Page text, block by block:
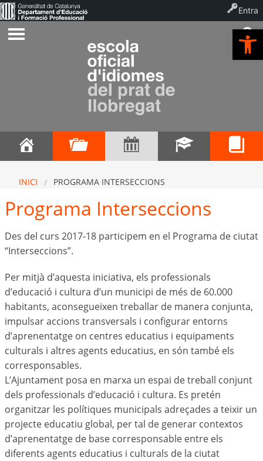
INICI PROGRAMA INTERSECCIONS
Programa Interseccions
Des del curs 2017-18 participem en el Programa de ciutat
“Interseccions”.
Per mitjà d’aquesta iniciativa, els professionals
d’educació i cultura d’un municipi de més de 60.000
habitants, aconsegueixen treballar de manera conjunta,
impulsar accions transversals i configurar entorns
d’aprenentatge on centres educatius i equipaments
culturals i altres agents educatius, en són també els
corresponsables.
L’Ajuntament posa en marxa un espai de treball conjunt
dels professionals d’educació i cultura. Es pretén
organitzar les polítiques municipals adreçades a teixir un
projecte educatiu global, per tal de generar contextos
d’aprenentatge de base corresponsable entre els
diferents agents educatius i culturals de la ciutat
Entra